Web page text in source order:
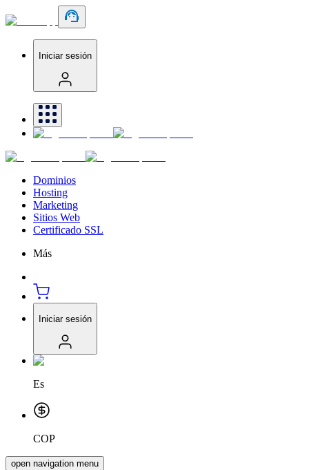
Iniciar sesión
Dominios
Hosting
Marketing
Sitios Web
Certificado SSL
Más
Iniciar sesión
Es
COP
open navigation menu